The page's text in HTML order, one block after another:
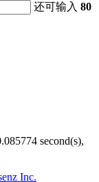
还可输入80
second(s),
Inc.